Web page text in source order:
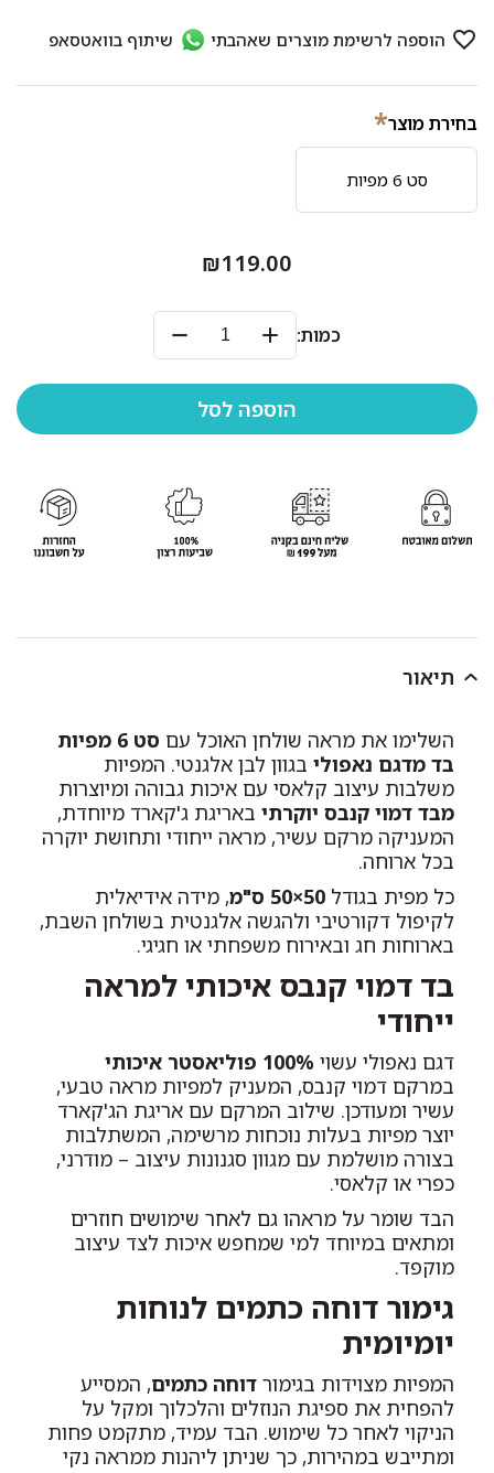
בחירת מוצר*
סט 6 מפיות
₪119.00
כמות:
תיאור
השלימו את מראה שולחן האוכל עם
סט 6 מפיות
בד מדגם נאפולי בגוון לבן אלגנטי. המפיות
משלבות עיצוב קלאסי עם איכות גבוהה ומיוצרות
מבד דמוי קנבס יוקרתי באריגת ג'קארד מיוחדת,
המעניקה מרקם עשיר, מראה ייחודי ותחושת יוקרה
בכל ארוחה.
כל מפית בגודל 50×50 ס"מ
, מידה אידיאלית
לקיפול דקורטיבי ולהגשה אלגנטית בשולחן השבת,
בארוחות חג ובאירוח משפחתי או חגיגי.
בד דמוי קנבס איכותי למראה
ייחודי
דגם נאפולי עשוי 100% פוליאסטר איכותי
במרקם דמוי קנבס, המעניק למפיות מראה טבעי,
עשיר ומעודכן. שילוב המרקם עם אריגת הג'קארד
יוצר מפיות בעלות נוכחות מרשימה, המשתלבות
בצורה מושלמת עם מגוון סגנונות עיצוב – מודרני,
כפרי או קלאסי.
הבד שומר על מראהו גם לאחר שימושים חוזרים
ומתאים במיוחד למי שמחפש איכות לצד עיצוב
מוקפד.
גימור דוחה כתמים לנוחות
יומיומית
המפיות מצוידות בגימור דוחה כתמים, המסייע
להפחית את ספיגת הנוזלים והלכלוך ומקל על
הניקוי לאחר כל שימוש. הבד עמיד, מתקמט פחות
ומתייבש במהירות, כך שניתן ליהנות ממראה נקי